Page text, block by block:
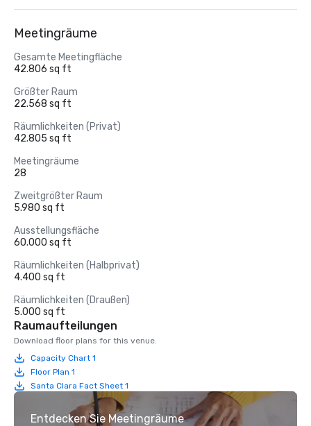
Meetingräume
Gesamte Meetingfläche
42.806 sq ft
Größter Raum
22.568 sq ft
Räumlichkeiten (Privat)
42.805 sq ft
Meetingräume
28
Zweitgrößter Raum
5.980 sq ft
Ausstellungsfläche
60.000 sq ft
Räumlichkeiten (Halbprivat)
4.400 sq ft
Räumlichkeiten (Draußen)
5.000 sq ft
Raumaufteilungen
Download floor plans for this venue.
Capacity Chart 1
Floor Plan 1
Santa Clara Fact Sheet 1
Entdecken Sie Meetingräume